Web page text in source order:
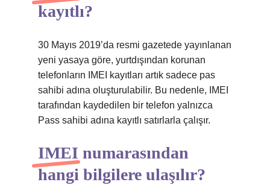
kayıtlı?
30 Mayıs 2019’da resmi gazetede yayınlanan
yeni yasaya göre, yurtdışından korunan
telefonların IMEI kayıtları artık sadece pas
sahibi adına oluşturulabilir. Bu nedenle, IMEI
tarafından kaydedilen bir telefon yalnızca
Pass sahibi adına kayıtlı satırlarla çalışır.
IMEI numarasından
hangi bilgilere ulaşılır?